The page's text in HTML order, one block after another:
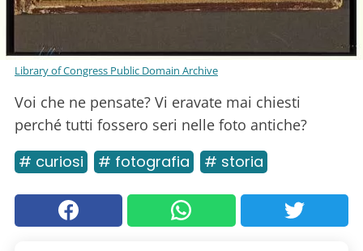
Library of Congress Public Domain Archive
Voi che ne pensate? Vi eravate mai chiesti
perché tutti fossero seri nelle foto antiche?
# curiosi # fotografia # storia